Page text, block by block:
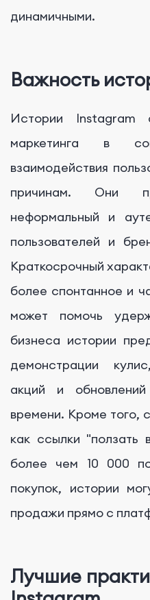
динамичными.
Важность
Истории Instagram
маркетинга в
взаимодействия
причинам. Они
неформальный и
пользователей и
Краткосрочный
более спонтанное и
может помочь
бизнеса истории
демонстрации
акций и
времени. Кроме того,
как ссылки "ползать
более чем 10 000
покупок, истории
продажи прямо с
Лучшие